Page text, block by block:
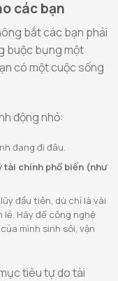
các bạn
bắt các bạn phải
buộc bụng một
có một cuộc sống
động nhỏ:
đang đi đâu.
tài chính phổ biến (như
đầu tiên, dù chỉ là vài
Hãy để công nghệ
mình sinh sôi, vận
tiêu tự do tài